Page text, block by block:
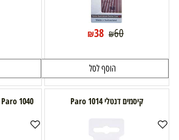
₪60
₪38
הוסף לסל
קיסמים דנטלי 1014 Paro